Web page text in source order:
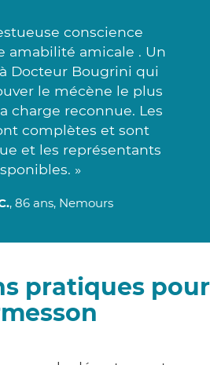
conscience
amabilité amicale . Un
Docteur Bougrini qui
le mécène le plus
charge reconnue. Les
complètes et sont
et les représentants
»
, 86 ans, Nemours
pratiques pour